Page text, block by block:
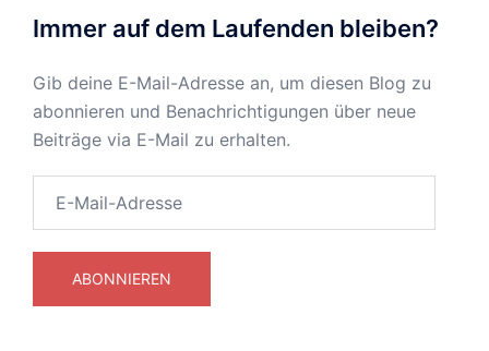
Immer auf dem Laufenden bleiben?
Gib deine E-Mail-Adresse an, um diesen Blog zu
abonnieren und Benachrichtigungen über neue
Beiträge via E-Mail zu erhalten.
Mail-
ABONNIEREN